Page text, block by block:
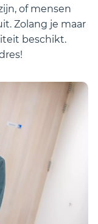
of mensen
Zolang je maar
beschikt.